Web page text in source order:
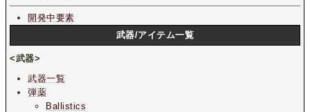
開発中要素
武器/アイテム一覧
<武器>
武器一覧
弾薬
Ballistics